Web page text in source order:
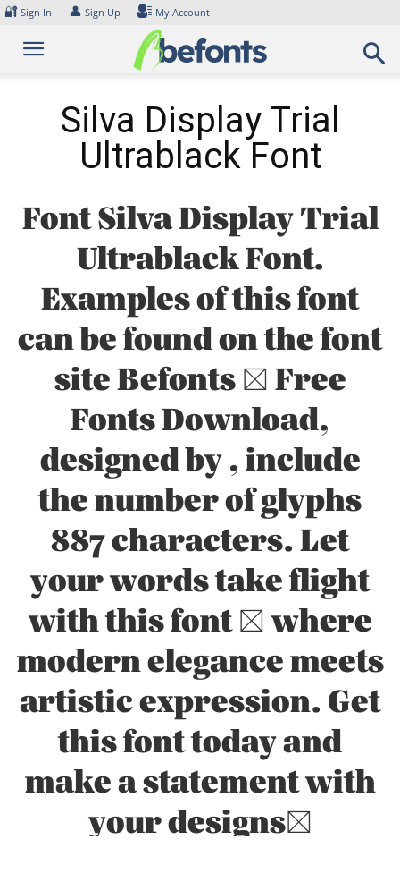
Skip
content
🔐 Sign In 👤 Sign Up My Account
Silva Display Trial
Ultrablack Font
Font Silva Display Trial
Ultrablack Font.
Examples of this font
can be found on the font
site Befonts – Free
Fonts Download,
designed by , include
the number of glyphs
887 characters. Let
your words take flight
with this font — where
modern elegance meets
artistic expression. Get
this font today and
make a statement with
your designs!